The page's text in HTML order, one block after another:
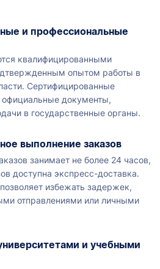
и профессиональные
квалифицированными
опытом работы в
Сертифицированные
документы,
в государственные органы.
выполнение заказов
занимает не более 24 часов,
доступна экспресс-доставка.
избежать задержек,
отправлениями или личными
и учебными